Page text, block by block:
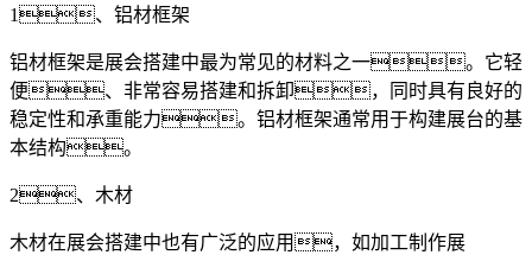
1、铝材框架
铝材框架是展会搭建中最为常见的材料之一。它轻
便、非常容易搭建和拆卸，同时具有良好的
稳定性和承重能力。铝材框架通常用于构建展台的基
本结构。
2、木材
木材在展会搭建中也有广泛的应用，如加工制作展